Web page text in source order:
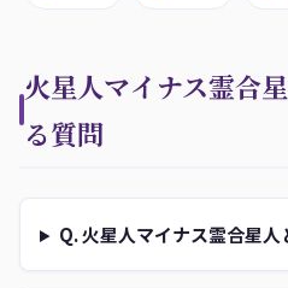
火星人マイナス霊合
る質問
Q. 火星人マイナス霊合星